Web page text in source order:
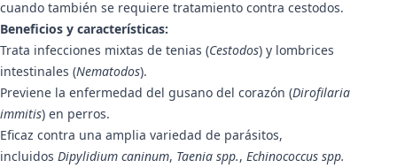
cuando también se requiere tratamiento contra cestodos.
Beneficios y características:
Trata infecciones mixtas de tenias (Cestodos) y lombrices
intestinales (Nematodos).
Previene la enfermedad del gusano del corazón (Dirofilaria
immitis) en perros.
Eficaz contra una amplia variedad de parásitos,
incluidos Dipylidium caninum, Taenia spp., Echinococcus spp.